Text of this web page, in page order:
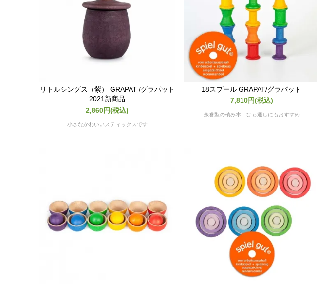
リトルシングス（紫） GRAPAT /グラパット
2021新商品
2,860円(税込)
小さなかわいいスティックスです
18スプール GRAPAT/グラパット
7,810円(税込)
糸巻型の積み木 ひも通しにもおすすめ